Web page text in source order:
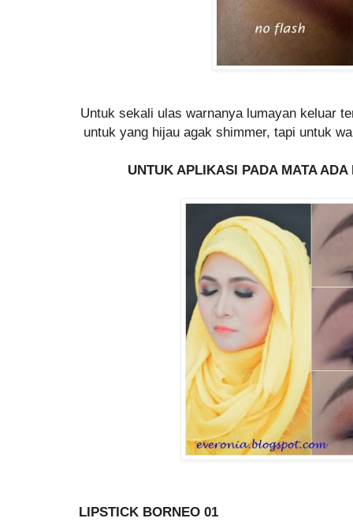
Untuk sekali ulas warnanya lumayan keluar
untuk yang hijau agak shimmer, tapi untuk
UNTUK APLIKASI PADA MATA
LIPSTICK BORNEO 01